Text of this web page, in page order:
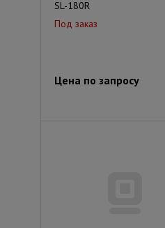
SL-180R
Под заказ
Цена по запросу